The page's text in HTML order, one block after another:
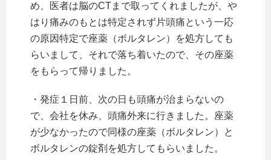
め、医者は脳のCTまで取ってくれましたが、や
はり痛みのもとは特定されず片頭痛という一応
の原因特定で座薬（ボルタレン）を処方しても
らいまして、それで落ち着いたので、その座薬
をもらって帰りました。
・発症１日前、次の日も頭痛が治まらないの
で、会社を休み、頭痛外来に行きました。座薬
が少なかったので同様の座薬（ボルタレン）と
ボルタレンの錠剤を処方してもらいました。